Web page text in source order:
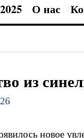
2025 О нас
из
новое